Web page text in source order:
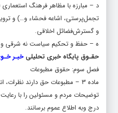
تجمل‌پرستی، اشاعه فحشاء و…) و
و گسترش‌فضائل اخلاقی.
ه – حفظ و تحکیم سیاست نه شرقی و
حقـوق پایگاه خبری تحلیلیخبـر
‌فصل سوم: حقوق مطبوعات
‌ماده ۳ – مطبوعات حق دارند نظرات،
توضیحات مردم و مسئولین را با
درج و‌به اطلاع عموم برسانند.
‌تبصره – انتقاد سازنده مشروط به دارا